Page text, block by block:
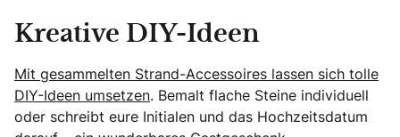
Kreative DIY-Ideen
Mit gesammelten Strand-Accessoires lassen sich tolle
DIY-Ideen umsetzen. Bemalt flache Steine individuell
oder schreibt eure Initialen und das Hochzeitsdatum